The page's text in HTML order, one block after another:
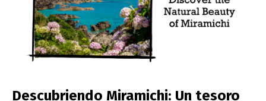
Descubriendo Miramichi: Un tesoro